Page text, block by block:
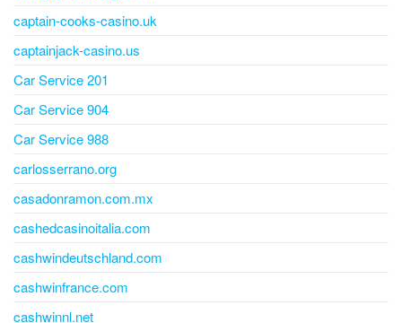
captain-cooks-casino.uk
captainjack-casino.us
Car Service 201
Car Service 904
Car Service 988
carlosserrano.org
casadonramon.com.mx
cashedcasinoitalia.com
cashwindeutschland.com
cashwinfrance.com
cashwinnl.net